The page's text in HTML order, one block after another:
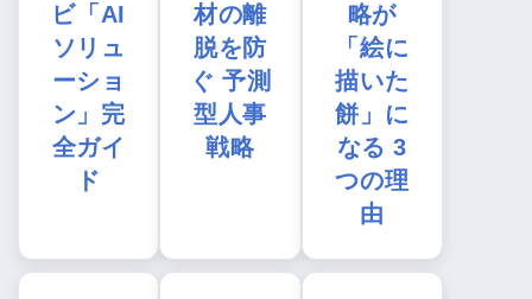
ビ「AI
ソリュ
ーショ
ン」完
全ガイ
ド
材の離
脱を防
ぐ 予測
型人事
戦略
略が
「絵に
描いた
餅」に
なる 3
つの理
由